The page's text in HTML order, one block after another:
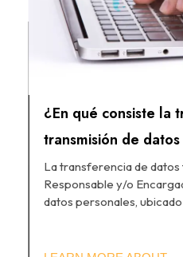
¿En qué consiste la
transmisión de
La transferencia de
Responsable y/o
datos personales,